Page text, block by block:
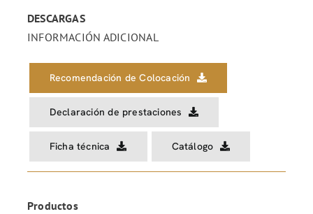
DESCARGAS
INFORMACIÓN ADICIONAL
Recomendación de Colocación
Declaración de prestaciones
Ficha técnica Catálogo
Productos